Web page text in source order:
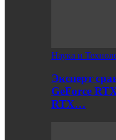
Наука и
Эксперт
GeForce
RTX…